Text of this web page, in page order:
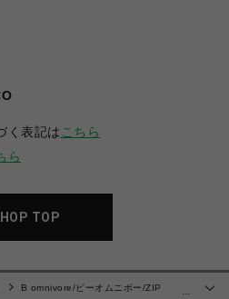
く表記は こちら
ら
TOP
…
B omnivore/ビーオムニボー/ZIP